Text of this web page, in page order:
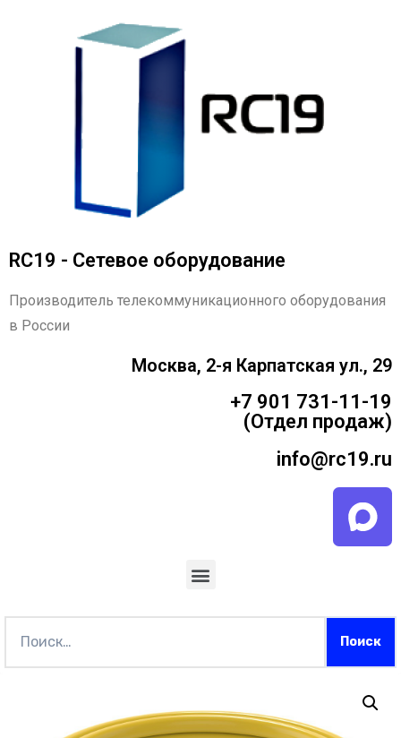
RC19 - Сетевое оборудование
Производитель телекоммуникационного оборудования
в России
Москва, 2-я Карпатская ул., 29
+7 901 731-11-19
(Отдел продаж)
info@rc19.ru